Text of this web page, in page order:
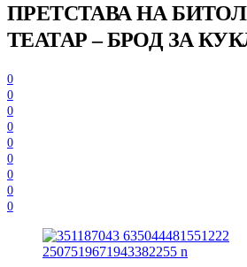
ПРЕТСТАВА НА
ТЕАТАР – БРОД ЗА
0
0
0
0
0
0
0
0
0